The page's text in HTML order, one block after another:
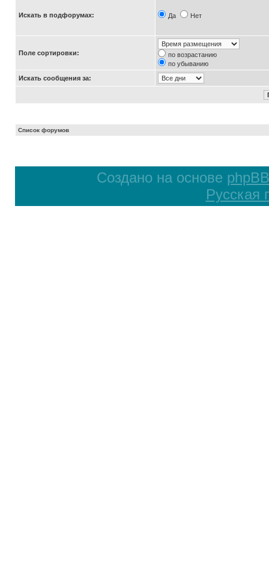
Искать в подфорумах: Да Нет
Поле сортировки:
по возрастанию
по убыванию
Искать сообщения за:
Список форумов
Создано на основе phpBB
Русская